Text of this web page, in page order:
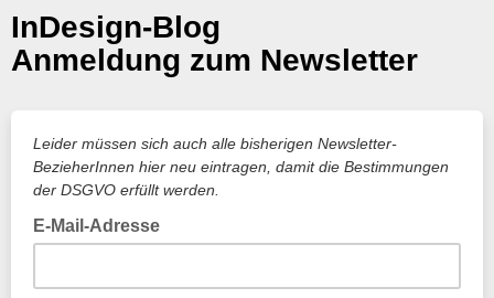
InDesign-Blog
Anmeldung zum Newsletter
Leider müssen sich auch alle bisherigen Newsletter-
BezieherInnen hier neu eintragen, damit die Bestimmungen
der DSGVO erfüllt werden.
E-Mail-Adresse